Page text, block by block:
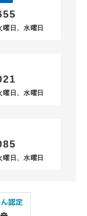
日、水曜日
日、水曜日
日、水曜日